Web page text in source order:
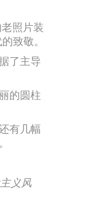
照片装
致敬。
了主导
的圆柱
有几幅
义风